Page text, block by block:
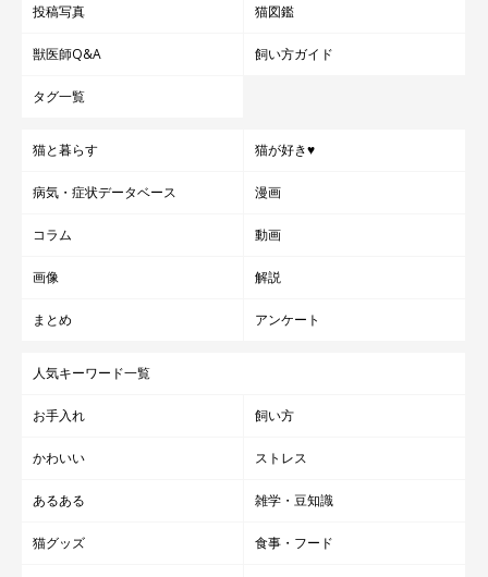
投稿写真 猫図鑑
獣医師Q&A 飼い方ガイド
タグ一覧
猫と暮らす 猫が好き♥
病気・症状データベース 漫画
コラム 動画
画像 解説
まとめ アンケート
人気キーワード一覧
お手入れ 飼い方
かわいい ストレス
あるある 雑学・豆知識
猫グッズ 食事・フード